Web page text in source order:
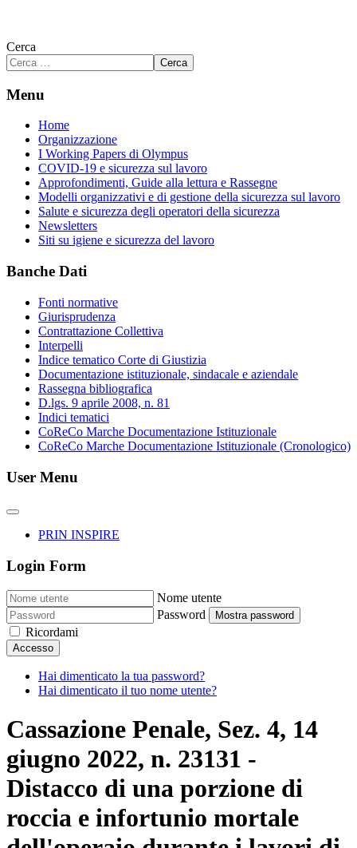
Cerca
Cerca
Menu
Home
Organizzazione
I Working Papers di Olympus
COVID-19 e sicurezza sul lavoro
Approfondimenti, Guide alla lettura e Rassegne
Modelli organizzativi e di gestione della sicurezza sul lavoro
Salute e sicurezza degli operatori della sicurezza
Newsletters
Siti su igiene e sicurezza del lavoro
Banche Dati
Fonti normative
Giurisprudenza
Contrattazione Collettiva
Interpelli
Indice tematico Corte di Giustizia
Documentazione istituzionale, sindacale e aziendale
Rassegna bibliografica
D.lgs. 9 aprile 2008, n. 81
Indici tematici
CoReCo Marche Documentazione Istituzionale
CoReCo Marche Documentazione Istituzionale (Cronologico)
User Menu
PRIN INSPIRE
Login Form
Nome utente
Password
Mostra password
Ricordami
Accesso
Hai dimenticato la tua password?
Hai dimenticato il tuo nome utente?
Cassazione Penale, Sez. 4, 14
giugno 2022, n. 23131 -
Distacco di una porzione di
roccia e infortunio mortale